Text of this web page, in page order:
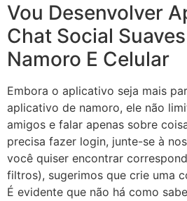
Vou Desenvolver
Chat Social
Namoro E Celular
Embora o aplicativo seja mais
aplicativo de namoro, ele não
amigos e falar apenas sobre
precisa fazer login, junte-se à
você quiser encontrar
filtros), sugerimos que crie uma
É evidente que não há como